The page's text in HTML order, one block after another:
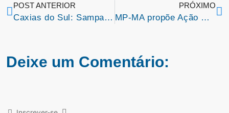
POST ANTERIOR
Caxias do Sul: Sampaio Corrêa empata com o Juventude e segue sem ganhar na Série-B do Brasileirão
PRÓXIMO
MP-MA propõe Ação Civil Pública contra o Estado do Maranhão
Deixe um Comentário: